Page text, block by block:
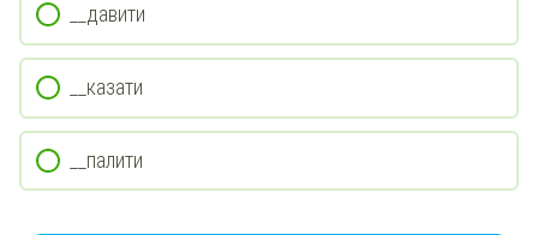
__давити
__казати
__палити